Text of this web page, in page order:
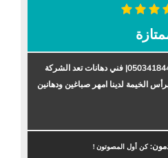
شركة دهان في راس الخيمة |0503418441| فني دهانات تعد الشركة
الخيمة لدينا امهر صباغين ودهانين
كن أول المصوتون !